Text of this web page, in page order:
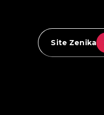
Site Zenika